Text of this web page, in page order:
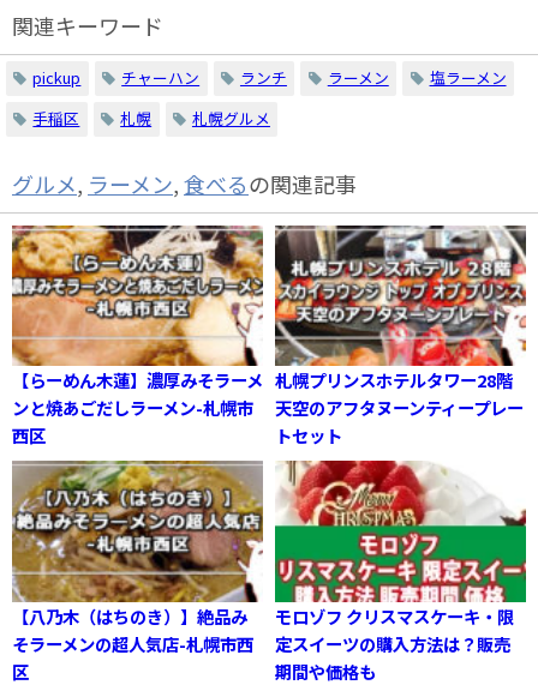
関連キーワード
pickup チャーハン ランチ ラーメン
塩ラーメン
手稲区
札幌 札幌グルメ
グルメ, ラーメン,食べるの関連記事
【らーめん木蓮】濃厚みそラーメ
ンと焼あごだしラーメン-札幌市
西区
札幌プリンスホテルタワー28階
天空のアフタヌーンティープレー
トセット
【八乃木（はちのき）】絶品み
そラーメンの超人気店-札幌市西
区
モロゾフ クリスマスケーキ・限
定スイーツの購入方法は？販売
期間や価格も